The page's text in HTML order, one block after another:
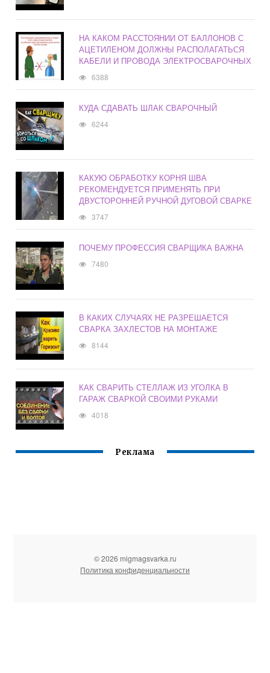
НА КАКОМ РАССТОЯНИИ ОТ БАЛЛОНОВ С
АЦЕТИЛЕНОМ ДОЛЖНЫ РАСПОЛАГАТЬСЯ
КАБЕЛИ И ПРОВОДА ЭЛЕКТРОСВАРОЧНЫХ
6388
КУДА СДАВАТЬ ШЛАК СВАРОЧНЫЙ
6244
КАКУЮ ОБРАБОТКУ КОРНЯ ШВА
РЕКОМЕНДУЕТСЯ ПРИМЕНЯТЬ ПРИ
ДВУСТОРОННЕЙ РУЧНОЙ ДУГОВОЙ СВАРКЕ
3747
ПОЧЕМУ ПРОФЕССИЯ СВАРЩИКА ВАЖНА
7480
В КАКИХ СЛУЧАЯХ НЕ РАЗРЕШАЕТСЯ
СВАРКА ЗАХЛЕСТОВ НА МОНТАЖЕ
8144
КАК СВАРИТЬ СТЕЛЛАЖ ИЗ УГОЛКА В
ГАРАЖ СВАРКОЙ СВОИМИ РУКАМИ
4018
Реклама
© 2026 migmagsvarka.ru
Политика конфиденциальности